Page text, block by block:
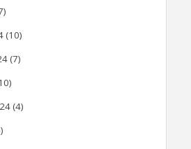
(10)
(7)
(4)